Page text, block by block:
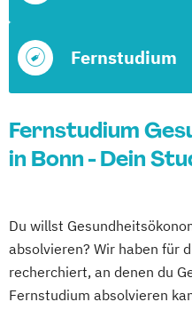
Fernstudium
Fernstudium
in Bonn - Dein
Du willst
absolvieren? Wir haben für
recherchiert, an denen du
Fernstudium absolvieren